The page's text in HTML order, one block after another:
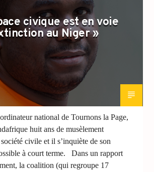
civique est en voie
au Niger »
national de Tournons la Page,
huit ans de musèlement
civile et il s’inquiète de son
à court terme. Dans un rapport
la coalition (qui regroupe 17